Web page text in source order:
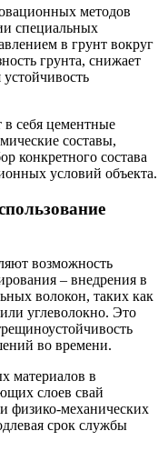
методов
специальных
в грунт вокруг
грунта, снижает
себя цементные
составы,
конкретного состава
условий объекта.
возможность
– внедрения в
волокон, таких как
углеволокно. Это
во времени.
материалов в
слоев свай
физико-механических
срок службы